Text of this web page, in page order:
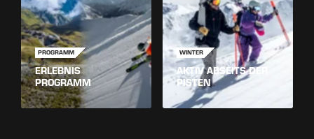
WINTER
AKTIV ABSEITS DER
PISTEN
PROGRAMM
ERLEBNIS
PROGRAMM